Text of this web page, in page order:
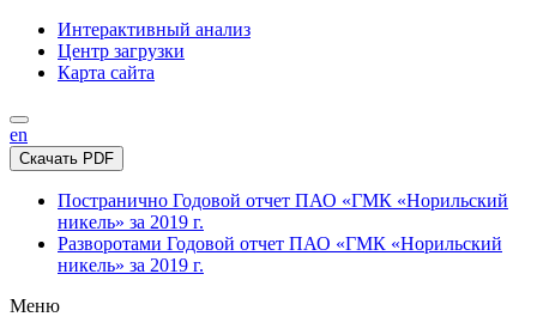
Интерактивный анализ
Центр загрузки
Карта сайта
en
Скачать PDF
Постранично Годовой отчет ПАО «ГМК «Норильский
никель» за 2019 г.
Разворотами Годовой отчет ПАО «ГМК «Норильский
никель» за 2019 г.
Меню